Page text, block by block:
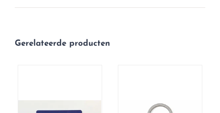
Gerelateerde producten